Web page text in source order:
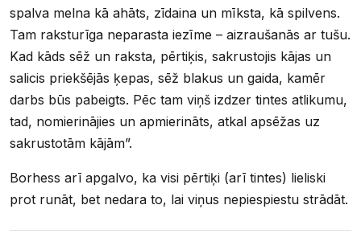
spalva melna kā ahāts, zīdaina un mīksta, kā spilvens.
Tam raksturīga neparasta iezīme – aizraušanās ar tušu.
Kad kāds sēž un raksta, pērtiķis, sakrustojis kājas un
salicis priekšējās ķepas, sēž blakus un gaida, kamēr
darbs būs pabeigts. Pēc tam viņš izdzer tintes atlikumu,
tad, nomierinājies un apmierināts, atkal apsēžas uz
sakrustotām kājām”.
Borhess arī apgalvo, ka visi pērtiķi (arī tintes) lieliski
prot runāt, bet nedara to, lai viņus nepiespiestu strādāt.